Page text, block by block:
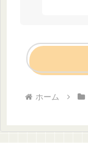
ホーム